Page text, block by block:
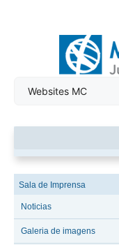
Sala de Imprensa
Noticias
Galeria de imagens